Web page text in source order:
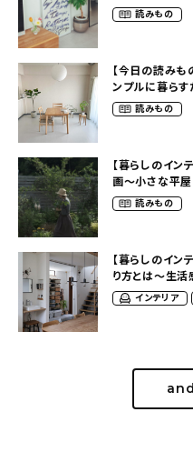
狭くても好きな
読みもの
【今日の読みも
ンプルに暮ら
読みもの
【暮らしのイン
画〜小さな平
（tsumikiniwa
読みもの
【暮らしのイン
り方とは〜生
インテリア